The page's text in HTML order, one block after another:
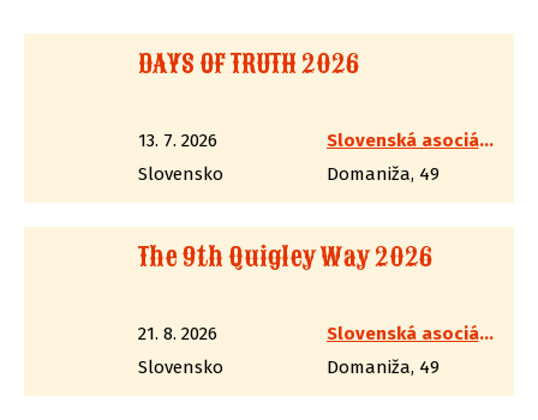
DAYS OF TRUTH 2026
13. 7. 2026
Slovenská asociácia westernovej streľby
Slovensko
Domaniža, 49
The 9th Quigley Way 2026
21. 8. 2026
Slovenská asociácia westernovej streľby
Slovensko
Domaniža, 49